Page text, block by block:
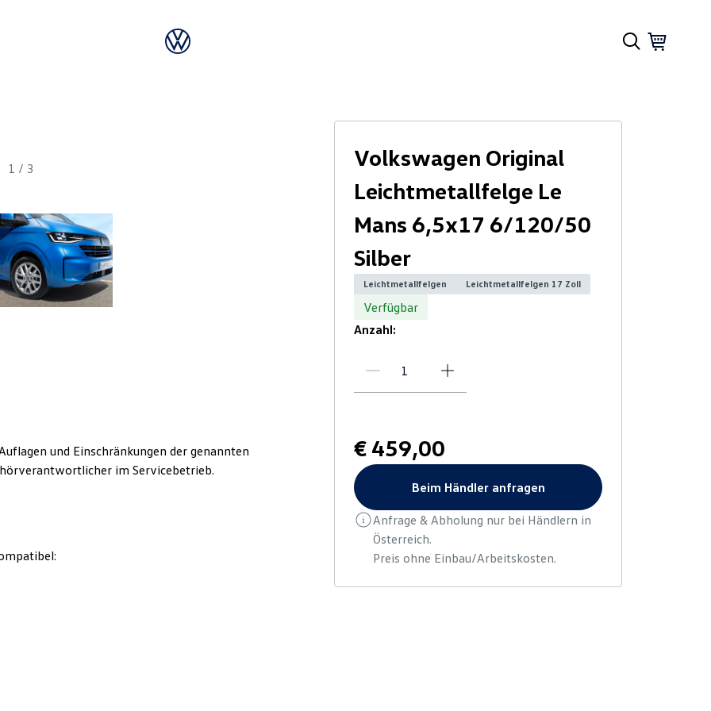
1 / 3
und Einschränkungen der genannten
im Servicebetrieb.
Volkswagen Original
Leichtmetallfelge Le
Mans 6,5x17 6/120/50
Silber
Leichtmetallfelgen Leichtmetallfelgen 17 Zoll
Verfügbar
Anzahl:
€ 459,00
Beim Händler anfragen
Anfrage & Abholung nur bei Händlern in
Österreich.
Preis ohne Einbau/Arbeitskosten.